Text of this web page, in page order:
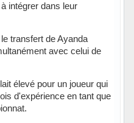
intégrer dans leur
transfert de Ayanda
avec celui de
élevé pour un joueur qui
d'expérience en tant que